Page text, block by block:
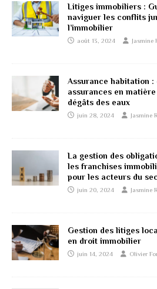
Litiges immobiliers :
naviguer les conflits
l’immobilier
août 13, 2024 Jasmine
Assurance habitation :
assurances en
dégâts des eaux
juin 28, 2024 Jasmine
La gestion des
les franchises
pour les acteurs du
juin 20, 2024 Jasmine
Gestion des litiges
en droit immobilier
juin 14, 2024 Olivier